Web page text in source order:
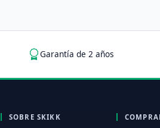
Garantía de 2 años
SOBRE SKIKK